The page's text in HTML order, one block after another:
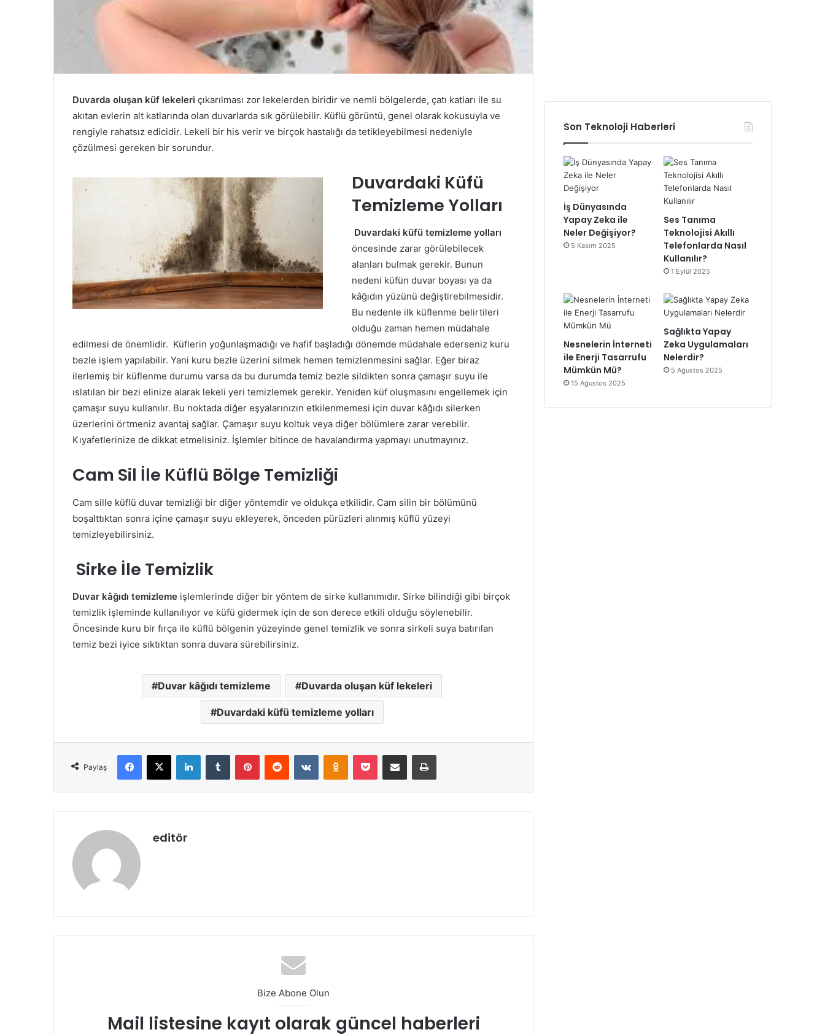
Duvarda oluşan küf lekeleri çıkarılması zor lekelerden biridir ve nemli bölgelerde, çatı katları ile su
akıtan evlerin alt katlarında olan duvarlarda sık görülebilir. Küflü görüntü, genel olarak kokusuyla ve
rengiyle rahatsız edicidir. Lekeli bir his verir ve birçok hastalığı da tetikleyebilmesi nedeniyle
çözülmesi gereken bir sorundur.
Duvardaki Küfü
Temizleme Yolları
Duvardaki küfü temizleme yolları
öncesinde zarar görülebilecek
alanları bulmak gerekir. Bunun
nedeni küfün duvar boyası ya da
kâğıdın yüzünü değiştirebilmesidir.
Bu nedenle ilk küflenme belirtileri
olduğu zaman hemen müdahale
edilmesi de önemlidir. Küflerin yoğunlaşmadığı ve hafif başladığı dönemde müdahale ederseniz kuru
bezle işlem yapılabilir. Yani kuru bezle üzerini silmek hemen temizlenmesini sağlar. Eğer biraz
ilerlemiş bir küflenme durumu varsa da bu durumda temiz bezle sildikten sonra çamaşır suyu ile
ıslatılan bir bezi elinize alarak lekeli yeri temizlemek gerekir. Yeniden küf oluşmasını engellemek için
çamaşır suyu kullanılır. Bu noktada diğer eşyalarınızın etkilenmemesi için duvar kâğıdı silerken
üzerlerini örtmeniz avantaj sağlar. Çamaşır suyu koltuk veya diğer bölümlere zarar verebilir.
Kıyafetlerinize de dikkat etmelisiniz. İşlemler bitince de havalandırma yapmayı unutmayınız.
Cam Sil İle Küflü Bölge Temizliği
Cam sille küflü duvar temizliği bir diğer yöntemdir ve oldukça etkilidir. Cam silin bir bölümünü
boşalttıktan sonra içine çamaşır suyu ekleyerek, önceden pürüzleri alınmış küflü yüzeyi
temizleyebilirsiniz.
Sirke İle Temizlik
Duvar kâğıdı temizleme işlemlerinde diğer bir yöntem de sirke kullanımıdır. Sirke bilindiği gibi birçok
temizlik işleminde kullanılıyor ve küfü gidermek için de son derece etkili olduğu söylenebilir.
Öncesinde kuru bir fırça ile küflü bölgenin yüzeyinde genel temizlik ve sonra sirkeli suya batırılan
temiz bezi iyice sıktıktan sonra duvara sürebilirsiniz.
Duvar kâğıdı temizleme Duvarda oluşan küf lekeleri
Duvardaki küfü temizleme yolları
Paylaş
Facebook
X LinkedInTumblr PinterestReddit VKontakteOdnoklassniki
Pocket E-Posta ile paylaş Yazdır
editör
Bize Abone Olun
Mail listesine kayıt olarak güncel haberleri
Son Teknoloji Haberleri
İş Dünyasında
Yapay Zeka ile
Neler Değişiyor?
5 Kasım 2025
Ses Tanıma
Teknolojisi Akıllı
Telefonlarda Nasıl
Kullanılır?
1 Eylül 2025
Nesnelerin İnterneti
ile Enerji Tasarrufu
Mümkün Mü?
15 Ağustos 2025
Sağlıkta Yapay
Zeka Uygulamaları
Nelerdir?
5 Ağustos 2025